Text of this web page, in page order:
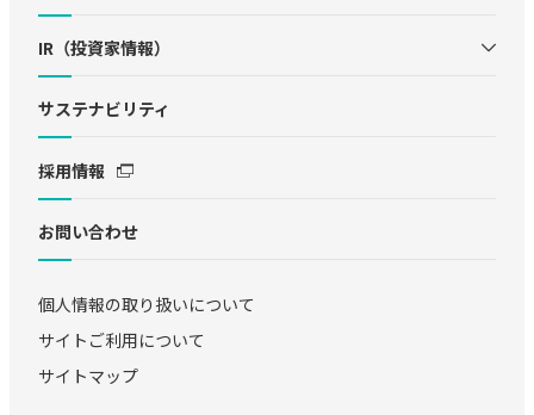
IR（投資家情報）
サステナビリティ
採用情報
お問い合わせ
個人情報の取り扱いについて
サイトご利用について
サイトマップ